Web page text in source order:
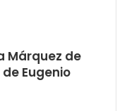
Márquez de
Eugenio